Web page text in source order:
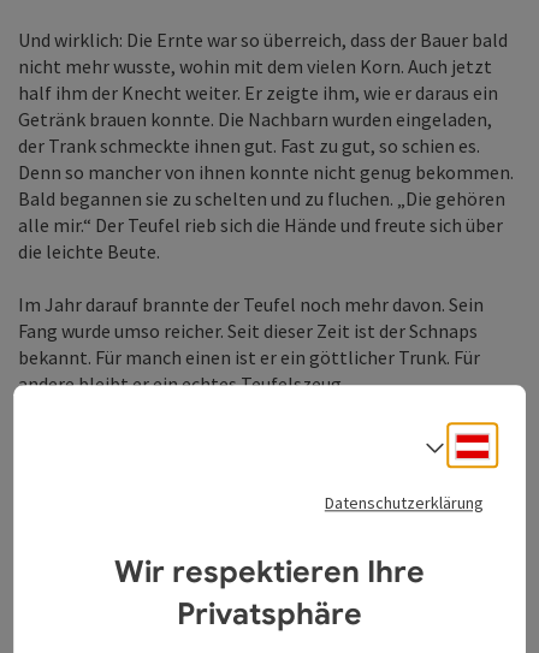
Und wirklich: Die Ernte war so überreich, dass der Bauer bald
nicht mehr wusste, wohin mit dem vielen Korn. Auch jetzt
half ihm der Knecht weiter. Er zeigte ihm, wie er daraus ein
Getränk brauen konnte. Die Nachbarn wurden eingeladen,
der Trank schmeckte ihnen gut. Fast zu gut, so schien es.
Denn so mancher von ihnen konnte nicht genug bekommen.
Bald begannen sie zu schelten und zu fluchen. „Die gehören
alle mir.“ Der Teufel rieb sich die Hände und freute sich über
die leichte Beute.
Im Jahr darauf brannte der Teufel noch mehr davon. Sein
Fang wurde umso reicher. Seit dieser Zeit ist der Schnaps
bekannt. Für manch einen ist er ein göttlicher Trunk. Für
andere bleibt er ein echtes Teufelszeug.
Datenschutzerklärung
Wir respektieren Ihre
Privatsphäre